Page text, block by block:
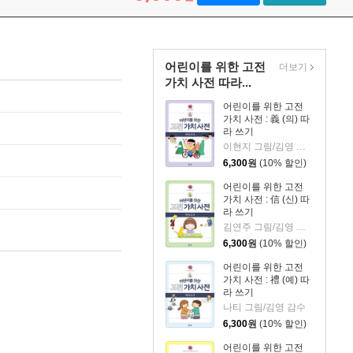
어린이를 위한 고전
가치 사전 따라...
어린이를 위한 고전
가치 사전 : 義 (의) 따
라 쓰기
이현지 그림/김영 감수
6,300원 (10% 할인)
어린이를 위한 고전
가치 사전 : 信 (신) 따
라 쓰기
김연주 그림/김영 감수
6,300원 (10% 할인)
어린이를 위한 고전
가치 사전 : 禮 (예) 따
라 쓰기
나티 그림/김영 감수
6,300원 (10% 할인)
어린이를 위한 고전
더보기